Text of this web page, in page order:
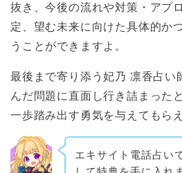
抜き、今後の流れや対策・アプ
定、望む未来に向けた具体的か
うことができますよ。
最後まで寄り添う妃乃 凛香占い
んだ問題に直面し行き詰まった
一歩踏み出す勇気を与えてもら
エキサイト電話占い